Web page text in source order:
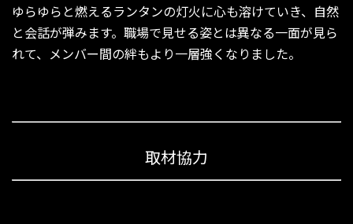
ゆらゆらと燃えるランタンの灯火に心も溶けていき、自然
と会話が弾みます。職場で見せる姿とは異なる一面が見ら
れて、メンバー間の絆もより一層強くなりました。
取材協力